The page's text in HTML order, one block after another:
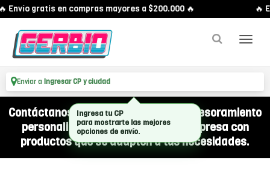
Envío gratis en compras mayores a $200.000 🔥 🔥
Enviar a Ingresar CP y ciudad
Contáctanos por WhatsApp y recibí asesoramiento
personalizado para equipar a tu empresa con
productos que se adapten a tus necesidades.
Ingresa tu CP
para mostrarte las mejores
opciones de envío.